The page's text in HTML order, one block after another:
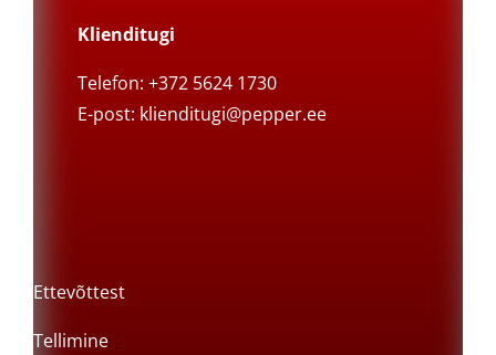
Klienditugi
Telefon: +372 5624 1730
E-post: klienditugi@pepper.ee
Ettevõttest
Tellimine